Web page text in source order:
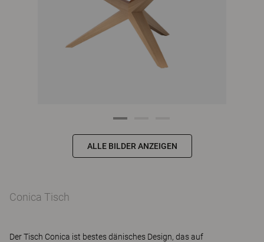
ALLE BILDER ANZEIGEN
Conica Tisch
Der Tisch Conica ist bestes dänisches Design, das auf